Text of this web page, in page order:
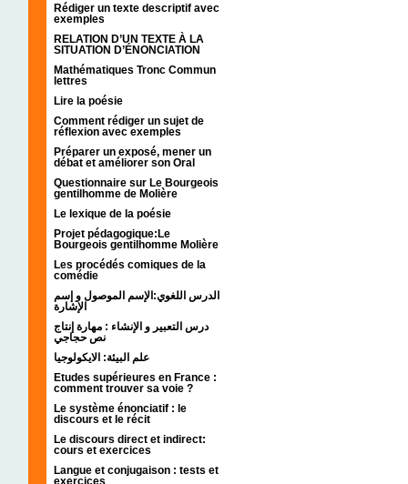
Rédiger un texte descriptif avec
exemples
RELATION D’UN TEXTE À LA
SITUATION D’ÉNONCIATION
Mathématiques Tronc Commun
lettres
Lire la poésie
Comment rédiger un sujet de
réflexion avec exemples
Préparer un exposé, mener un
débat et améliorer son Oral
Questionnaire sur Le Bourgeois
gentilhomme de Molière
Le lexique de la poésie
Projet pédagogique:Le
Bourgeois gentilhomme Molière
Les procédés comiques de la
comédie
الدرس اللغوي:الإسم الموصول و إسم
الإشارة
درس التعبير و الإنشاء : مهارة إنتاج
نص حجاجي
علم البيئة: الايكولوجيا
Etudes supérieures en France :
comment trouver sa voie ?
Le système énonciatif : le
discours et le récit
Le discours direct et indirect:
cours et exercices
Langue et conjugaison : tests et
exercices